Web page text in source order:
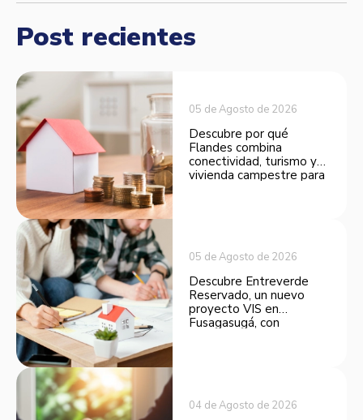
Post recientes
05 de Agosto de 2026
Descubre por qué
Flandes combina
conectividad, turismo y
vivienda campestre para
05 de Agosto de 2026
Descubre Entreverde
Reservado, un nuevo
proyecto VIS en
Fusagasugá, con
04 de Agosto de 2026